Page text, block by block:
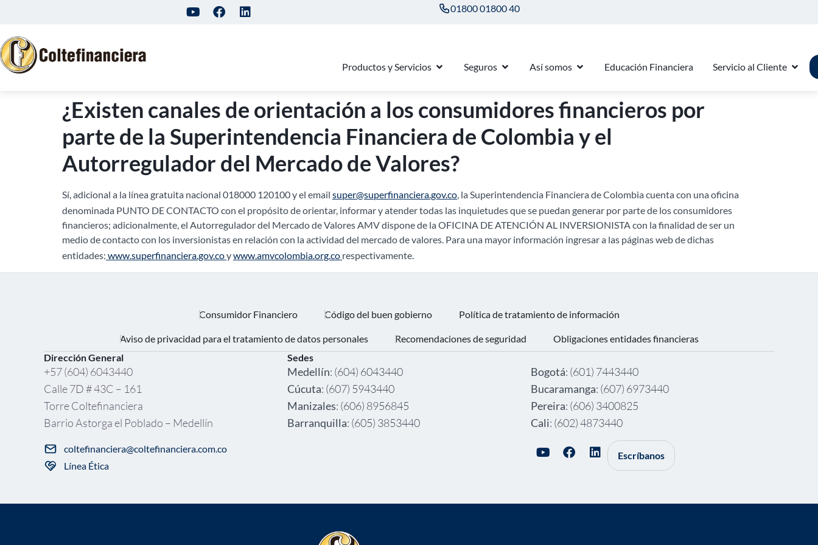
01800 01800 40
Productos y Servicios Seguros Así somos Educación Financiera Servicio al Cliente
¿Existen canales de orientación a los consumidores financieros por
parte de la Superintendencia Financiera de Colombia y el
Autorregulador del Mercado de Valores?
Sí, adicional a la línea gratuita nacional 018000 120100 y el email super@superfinanciera.gov.co, la Superintendencia Financiera de Colombia cuenta con una oficina
denominada PUNTO DE CONTACTO con el propósito de orientar, informar y atender todas las inquietudes que se puedan generar por parte de los consumidores
financieros; adicionalmente, el Autorregulador del Mercado de Valores AMV dispone de la OFICINA DE ATENCIÓN AL INVERSIONISTA con la finalidad de ser un
medio de contacto con los inversionistas en relación con la actividad del mercado de valores. Para una mayor información ingresar a las páginas web de dichas
entidades: www.superfinanciera.gov.coywww.amvcolombia.org.co respectivamente.
Consumidor Financiero Código del buen gobierno Política de tratamiento de información
Aviso de privacidad para el tratamiento de datos personales Recomendaciones de seguridad
Obligaciones entidades financieras
Dirección General
+57 (604) 6043440
Calle 7D # 43C – 161
Torre Coltefinanciera
Barrio Astorga el Poblado – Medellín
coltefinanciera@coltefinanciera.com.co
Línea Ética
Sedes
Medellín: (604) 6043440
Cúcuta: (607) 5943440
Manizales: (606) 8956845
Barranquilla: (605) 3853440
Bogotá: (601) 7443440
Bucaramanga: (607) 6973440
Pereira: (606) 3400825
Cali: (602) 4873440
Escríbanos